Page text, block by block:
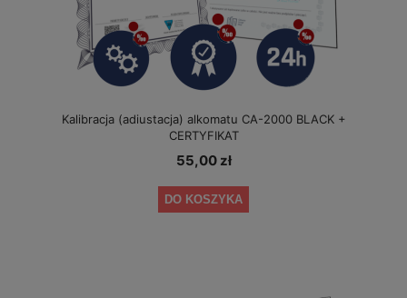
Kalibracja (adiustacja) alkomatu CA-2000 BLACK +
CERTYFIKAT
55,00 zł
DO KOSZYKA